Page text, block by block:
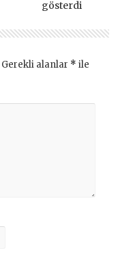
gösterdi
Gerekli alanlar * ile